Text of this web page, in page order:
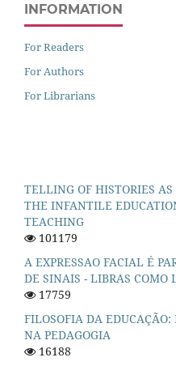
INFORMATION
For Readers
For Authors
For Librarians
TELLING OF HISTORIES
THE INFANTILE
TEACHING
101179
A EXPRESSAO FACIAL É
DE SINAIS - LIBRAS COMO
17759
FILOSOFIA DA
NA PEDAGOGIA
16188